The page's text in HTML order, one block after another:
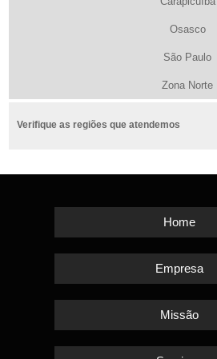
Osasco
São Paulo
Zona Norte
Verifique as regiões que atendemos
Home
Empresa
Missão